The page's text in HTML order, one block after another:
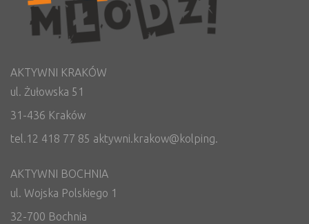
AKTYWNI KRAKÓW
ul. Żułowska 51
31-436 Kraków
tel.12 418 77 85 aktywni.krakow@kolping.
AKTYWNI BOCHNIA
ul. Wojska Polskiego 1
32-700 Bochnia